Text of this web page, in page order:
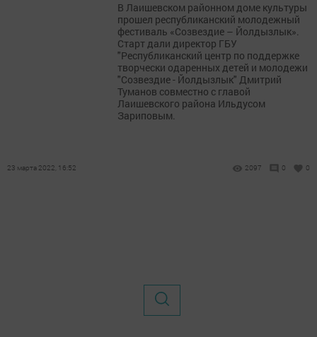
В Лаишевском районном доме культуры
прошел республиканский молодежный
фестиваль «Созвездие – Йолдызлык».
Старт дали директор ГБУ
"Республиканский центр по поддержке
творчески одаренных детей и молодежи
"Созвездие - Йолдызлык" Дмитрий
Туманов совместно с главой
Лаишевского района Ильдусом
Зариповым.
23 марта 2022, 16:52 2097 0 0